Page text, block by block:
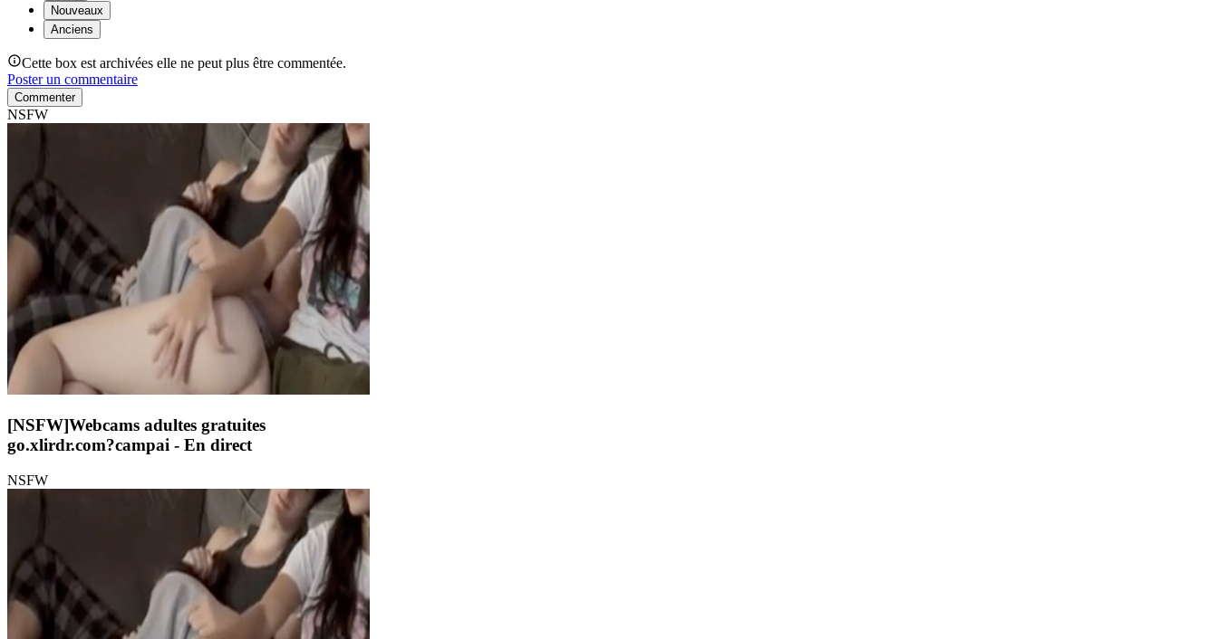
Nouveaux
Anciens
Cette box est archivées elle ne peut plus être commentée.
Poster un commentaire
Commenter
NSFW
[NSFW]Webcams adultes gratuites
go.xlirdr.com?campai - En direct
NSFW